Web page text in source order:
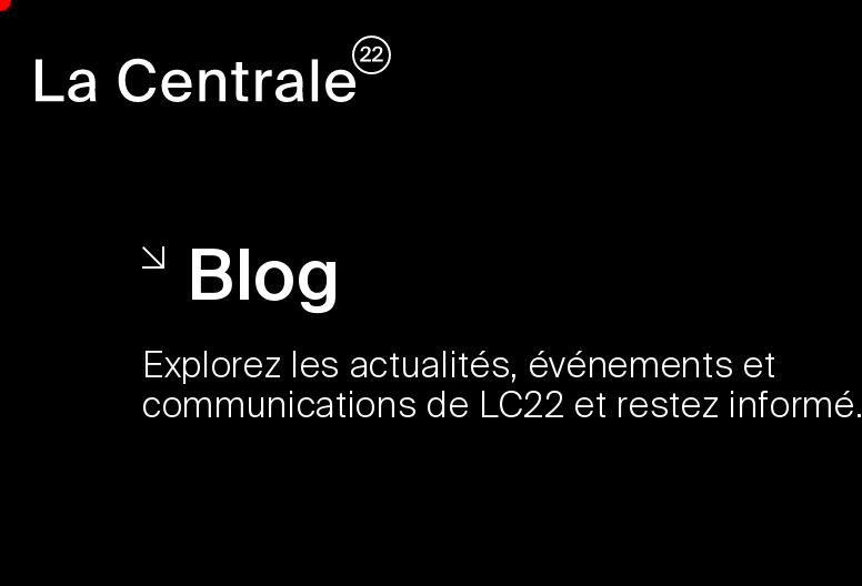
Blog
Explorez les actualités, événements et
communications de LC22 et restez informé.